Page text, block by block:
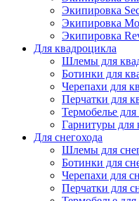
Экипировка
Экипировка
Экипировка
Для квадроцикла
Шлемы для
Ботинки для
Черепахи для
Перчатки для
Термобелье
Гарнитуры для
Для снегохода
Шлемы для
Ботинки для
Черепахи для
Перчатки для